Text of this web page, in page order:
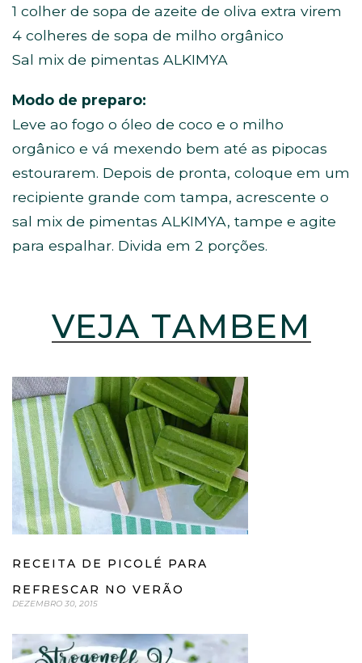
1 colher de sopa de azeite de oliva extra virem
4 colheres de sopa de milho orgânico
Sal mix de pimentas ALKIMYA
Modo de preparo:
Leve ao fogo o óleo de coco e o milho
orgânico e vá mexendo bem até as pipocas
estourarem. Depois de pronta, coloque em um
recipiente grande com tampa, acrescente o
sal mix de pimentas ALKIMYA, tampe e agite
para espalhar. Divida em 2 porções.
VEJA TAMBÉM
RECEITA DE PICOLÉ PARA
REFRESCAR NO VERÃO
DEZEMBRO 30, 2015